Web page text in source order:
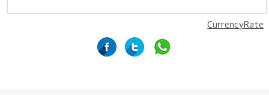
CurrencyRate